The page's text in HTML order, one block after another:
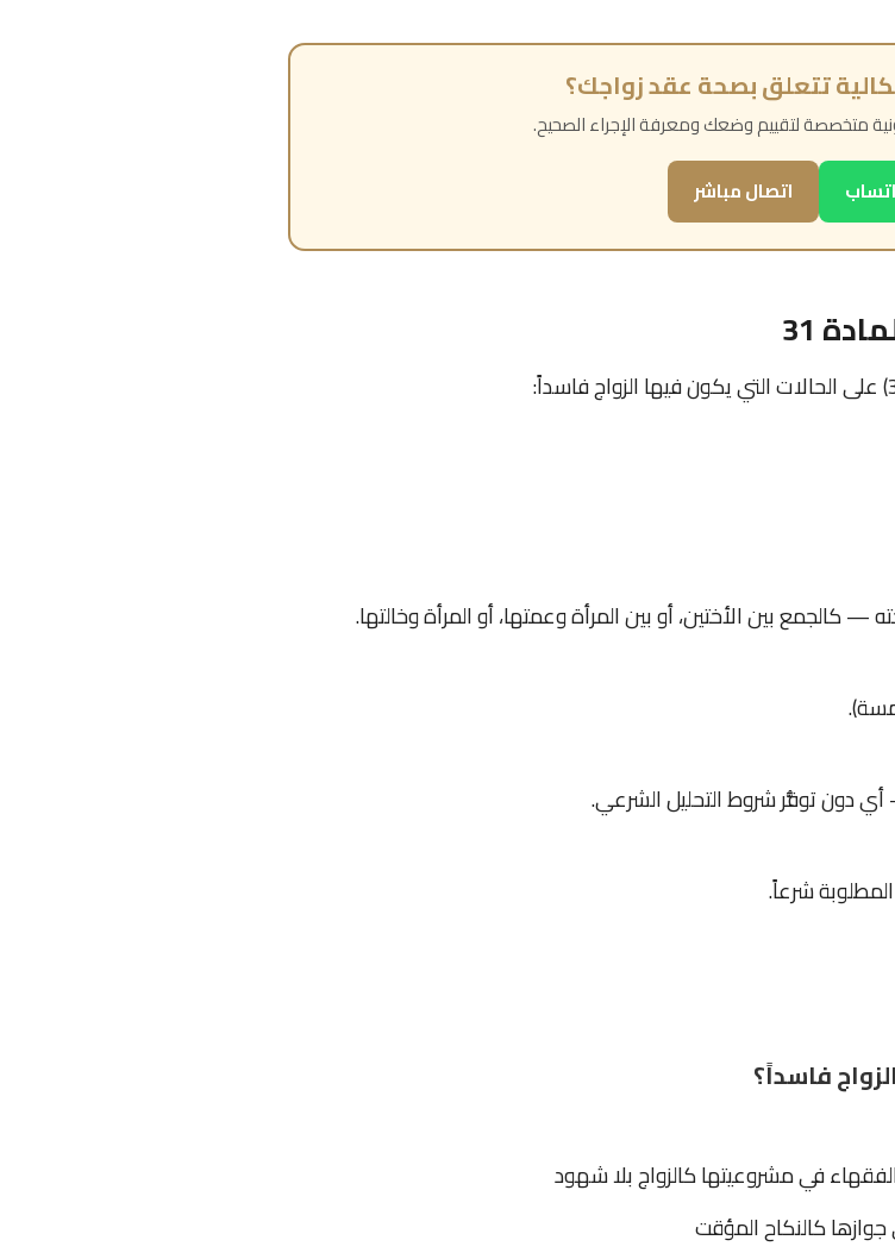
تتعلق بصحة عقد زواجك؟
متخصصة لتقييم وضعك ومعرفة الإجراء الصحيح.
اتصال مباشر
31
— كالجمع بين الأختين، أو بين المرأة وعمتها، أو المرأة وخالتها.
أي دون توفُّر شروط التحليل الشرعي.
شرعاً.
فاسداً؟
في مشروعيتها كالزواج بلا شهود
كالنكاح المؤقت